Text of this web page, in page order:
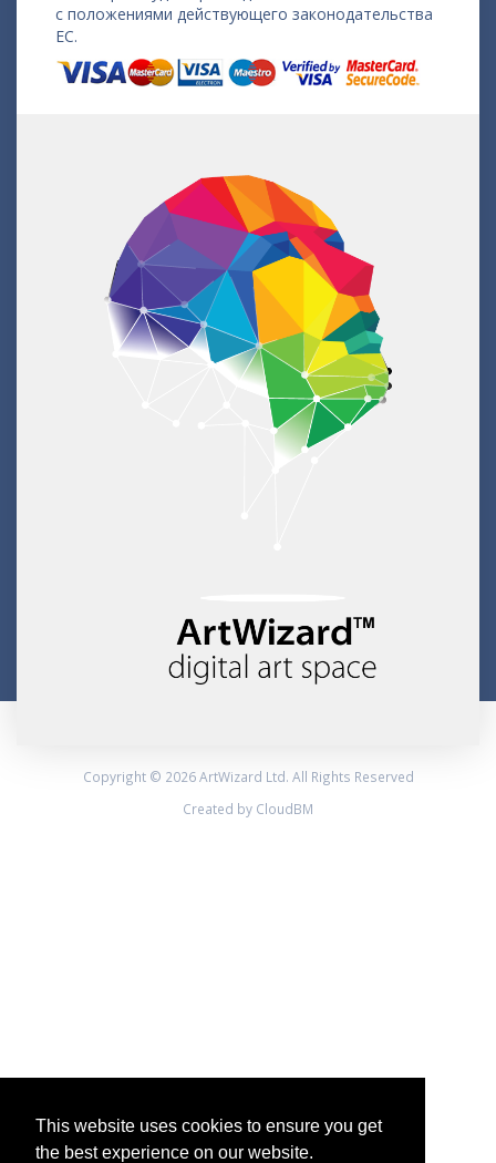
This website uses cookies to ensure you get
the best experience on our website.
с положениями действующего законодательства
ЕС.
Copyright © 2026 ArtWizard Ltd. All Rights Reserved
Created by CloudBM